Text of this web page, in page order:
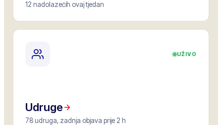
12 nadolazećih ovaj tjedan
UŽIVO
Udruge
78 udruga, zadnja objava prije 2 h